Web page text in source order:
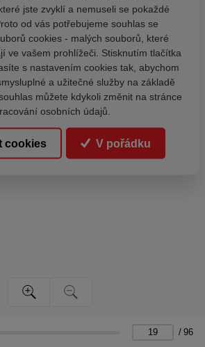
/ 96
jste zvyklí a nemuseli se pokaždé
od vás potřebujeme souhlas se
cookies - malých souborů, které
ve vašem prohlížeči. Stisknutím tlačítka
s nastavením cookies tak, abychom
a užitečné služby na základě
můžete kdykoli změnit na stránce
osobních údajů.
cookies V pořádku